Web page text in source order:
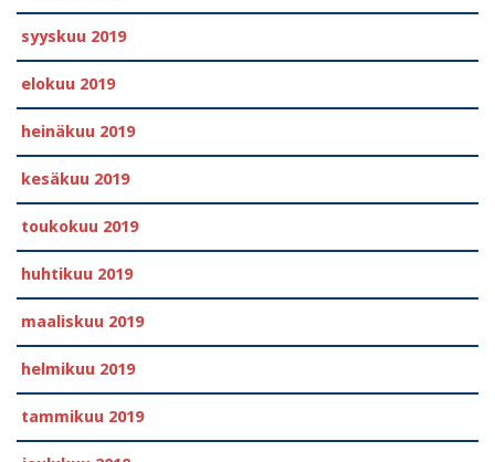
syyskuu 2019
elokuu 2019
heinäkuu 2019
kesäkuu 2019
toukokuu 2019
huhtikuu 2019
maaliskuu 2019
helmikuu 2019
tammikuu 2019